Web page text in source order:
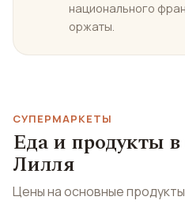
национального
оржаты.
СУПЕРМАРКЕТЫ
Еда и продукты
Лилля
Цены на основные